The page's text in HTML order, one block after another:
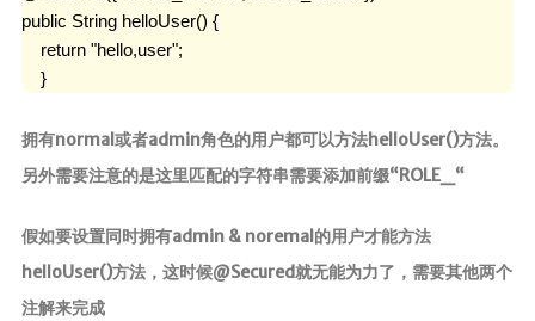
public String helloUser() {
    return "hello,user";
    }
拥有normal或者admin角色的用户都可以方法helloUser()方法。
另外需要注意的是这里匹配的字符串需要添加前缀“ROLE_“
假如要设置同时拥有admin & noremal的用户才能方法
helloUser()方法，这时候@Secured就无能为力了，需要其他两个
注解来完成